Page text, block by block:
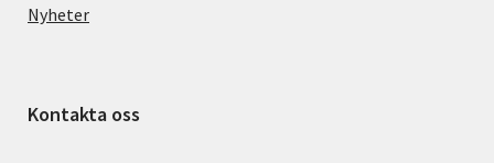
Nyheter
Kontakta oss